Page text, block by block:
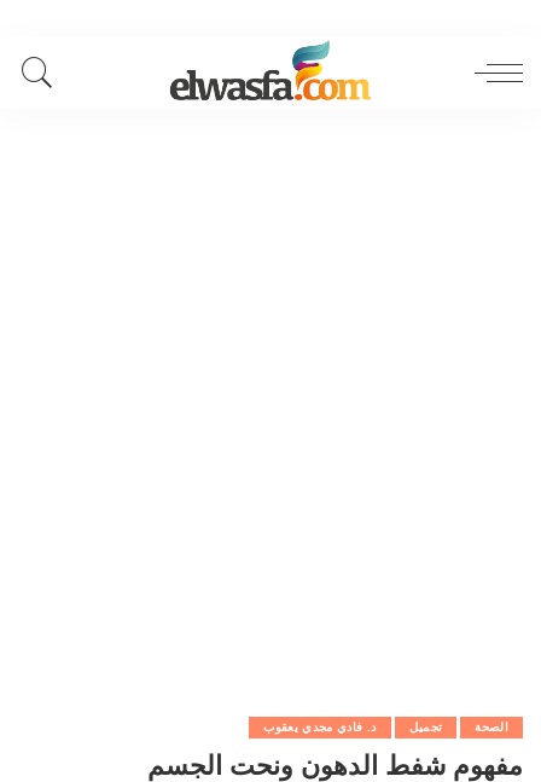
الصحة تجميل د. فادي مجدي يعقوب
مفهوم شفط الدهون ونحت الجسم